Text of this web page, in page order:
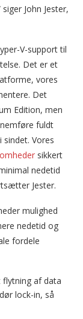
John Jester,
V-support til
Det er et
vores
Det
Edition, men
fuldt
Vores
sikkert
nedetid
Jester.
mulighed
nedetid og
fordele
af data
lock-in, så